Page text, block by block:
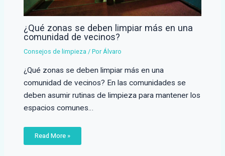
¿Qué zonas se deben limpiar más en una
comunidad de vecinos?
Consejos de limpieza / Por Álvaro
¿Qué zonas se deben limpiar más en una
comunidad de vecinos? En las comunidades se
deben asumir rutinas de limpieza para mantener los
espacios comunes…
Read More »